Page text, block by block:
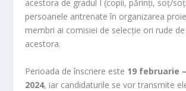
acestora de gradul I (copii, părinți, soț/
persoanele antrenate în organizarea
membri ai comisiei de selecție ori rude
acestora.
Perioada de înscriere este 19 februarie
2024, iar candidaturile se vor transmite